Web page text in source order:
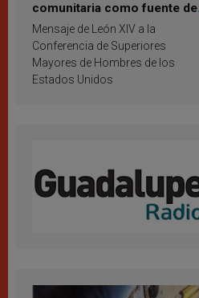
comunitaria como fuente de
inspiración y santificación
Mensaje de León XIV a la
Conferencia de Superiores
Mayores de Hombres de los
Estados Unidos